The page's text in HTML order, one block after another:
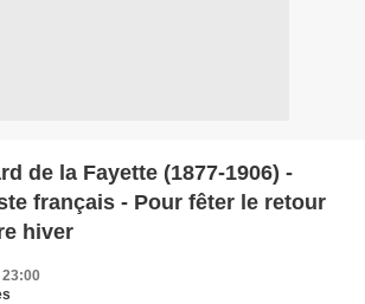
de la Fayette (1877-1906) -
français - Pour fêter le retour
hiver
23:00